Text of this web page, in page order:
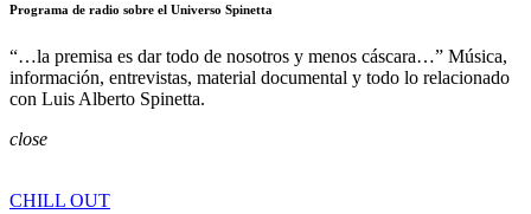
Programa de radio sobre el Universo Spinetta
“…la premisa es dar todo de nosotros y menos cáscara…” Música,
información, entrevistas, material documental y todo lo relacionado
con Luis Alberto Spinetta.
close
CHILL OUT